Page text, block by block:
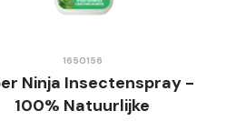
1650156
Ninja Insectenspray -
100% Natuurlijke